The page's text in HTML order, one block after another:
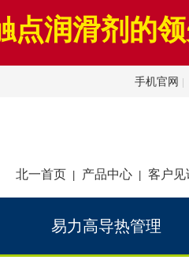
点润滑剂的领
手机官网
北一首页 产品中心 客户见
易力高导热管理